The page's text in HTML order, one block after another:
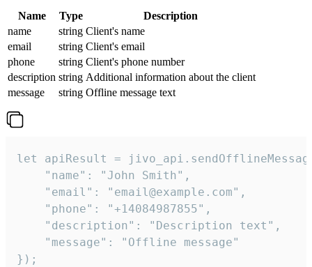
Name Type
Description
name
string Client's name
email
string Client's email
phone
string Client's phone number
description string Additional information about the client
message
string Offline message text
let apiResult =
    "name": "John Smith",
    "email": "email@example.com",
    "phone": "+14084987855",
    "description": "Description text",
    "message": "Offline message"
});